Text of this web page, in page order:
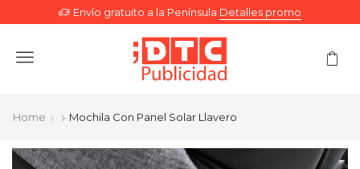
Envío gratuito a la Península Detalles promo
Menu
Home Mochila Con Panel Solar Llavero